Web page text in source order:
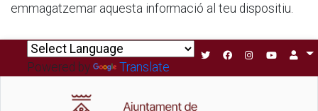
emmagatzemar aquesta informació al teu dispositiu.
Powered by Translate